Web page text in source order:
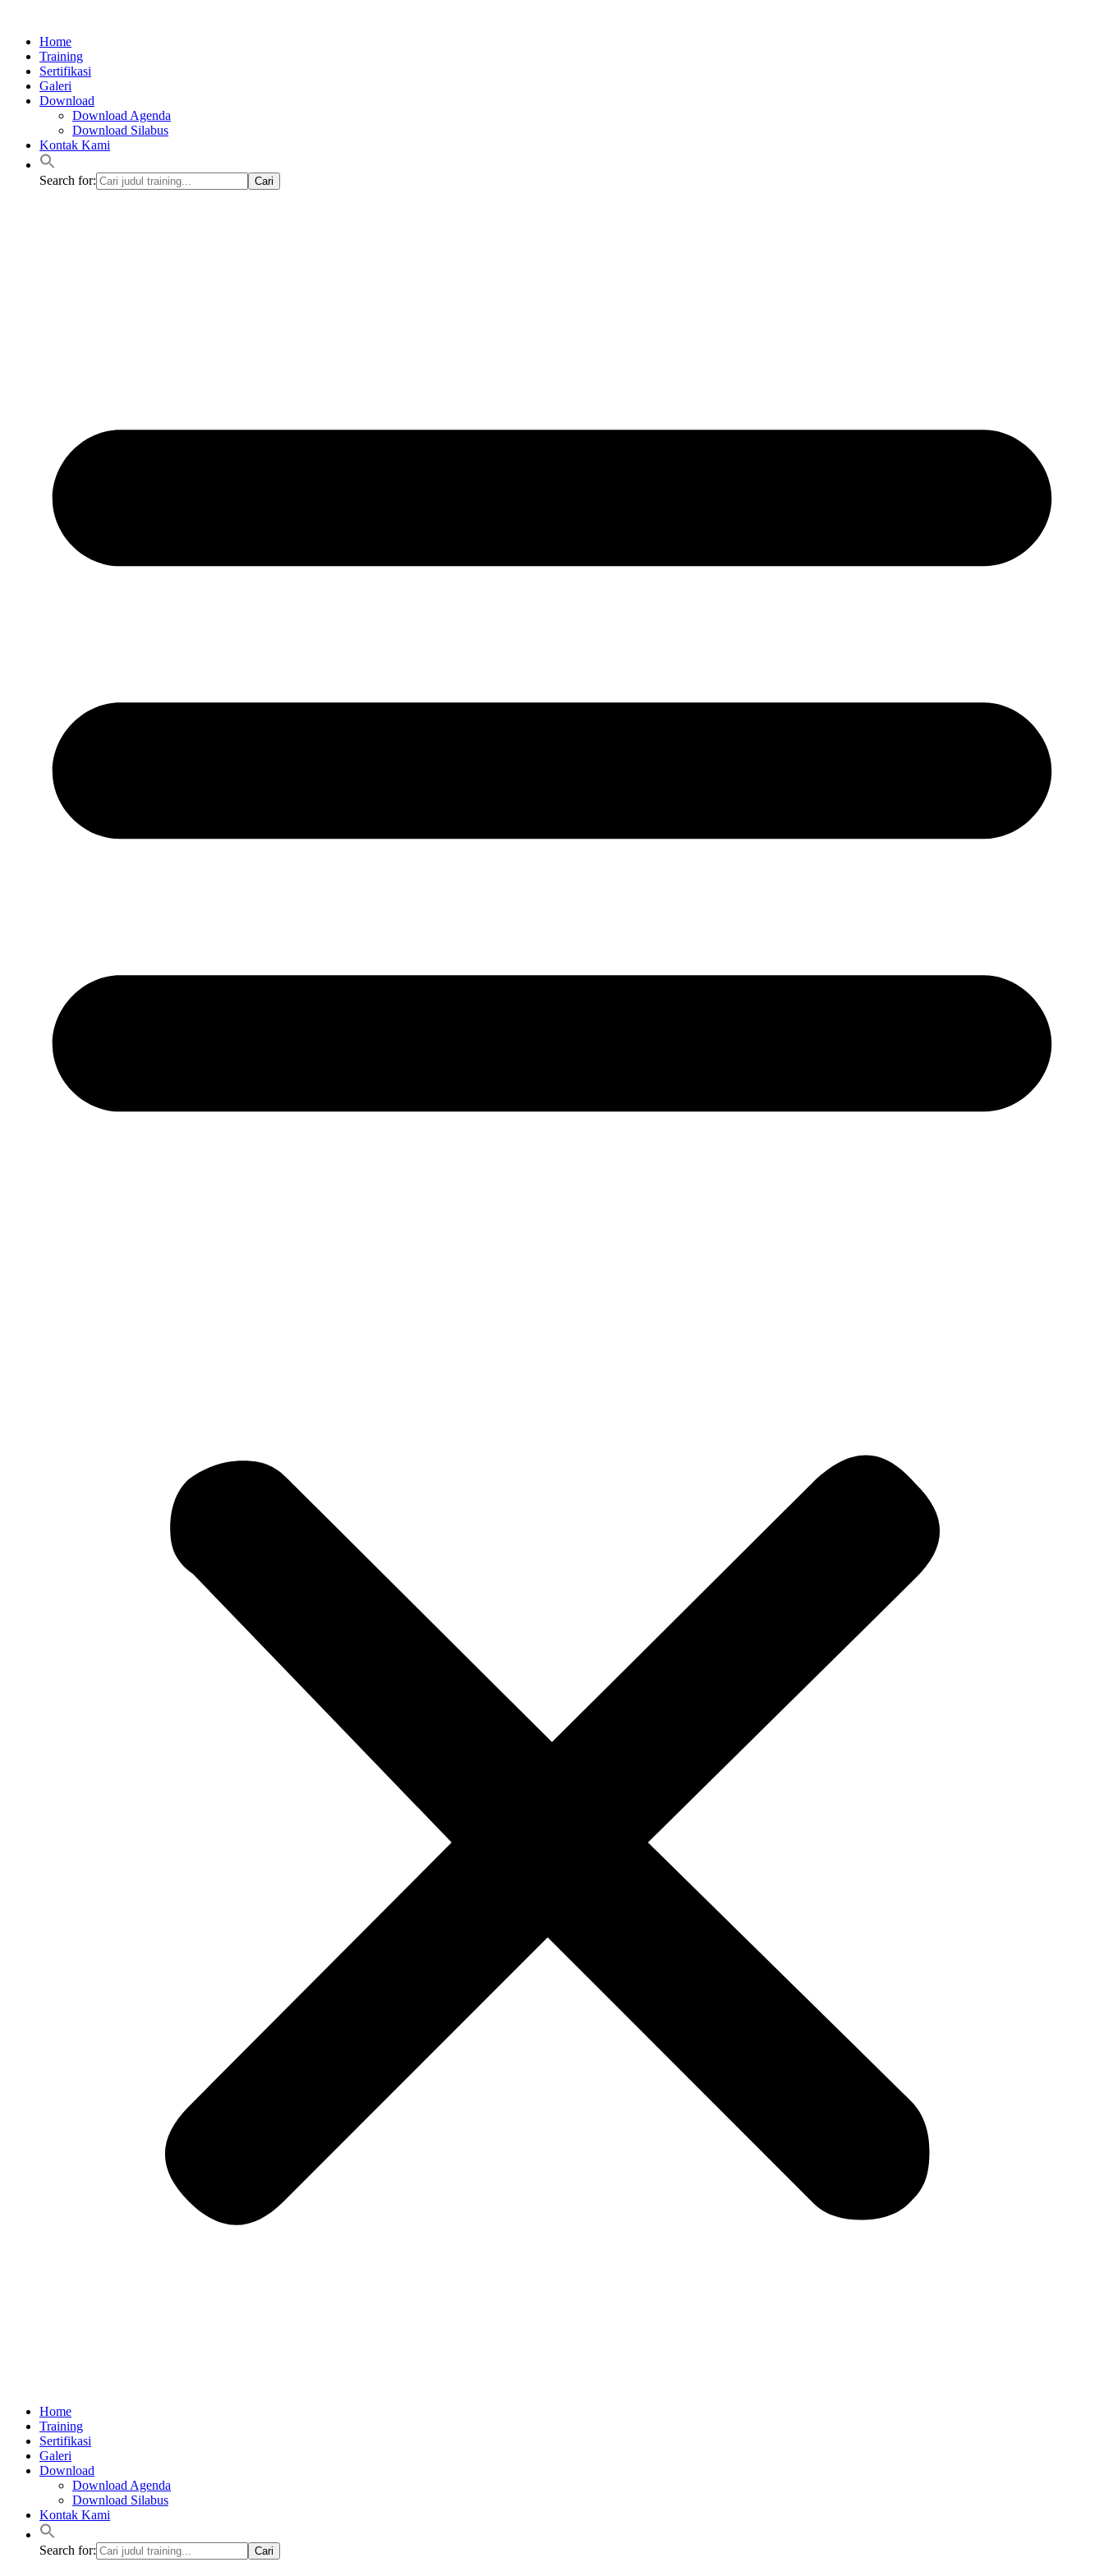
kontenHome
Training
Sertifikasi
Galeri
Download
Download Agenda
Download Silabus
Kontak Kami
Search for:
Home
Training
Sertifikasi
Galeri
Download
Download Agenda
Download Silabus
Kontak Kami
Search for: